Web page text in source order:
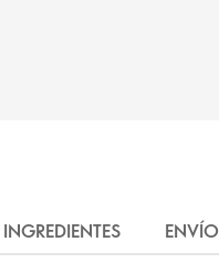
INGREDIENTES ENVÍO